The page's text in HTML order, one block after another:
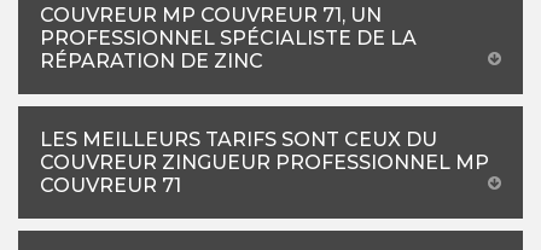
COUVREUR MP COUVREUR 71, UN
PROFESSIONNEL SPÉCIALISTE DE LA
RÉPARATION DE ZINC
LES MEILLEURS TARIFS SONT CEUX DU
COUVREUR ZINGUEUR PROFESSIONNEL MP
COUVREUR 71